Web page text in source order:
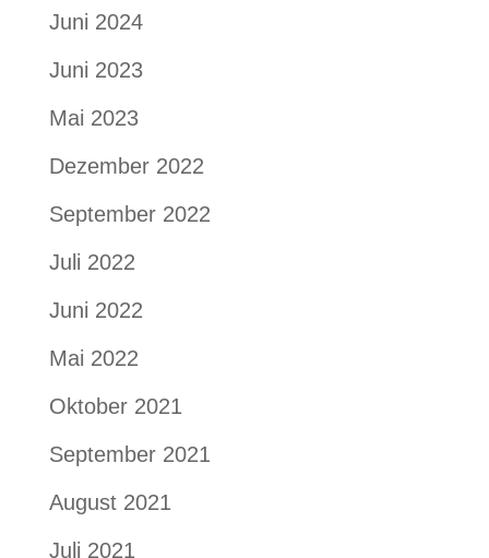
Juni 2024
Juni 2023
Mai 2023
Dezember 2022
September 2022
Juli 2022
Juni 2022
Mai 2022
Oktober 2021
September 2021
August 2021
Juli 2021